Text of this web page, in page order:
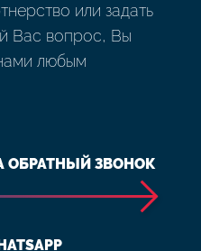
или задать
Вас вопрос, Вы
любым
ОБРАТНЫЙ ЗВОНОК